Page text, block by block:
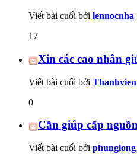
Viết bài cuối bởi lennocnha
17
Xin các cao nhân
Viết bài cuối bởi
0
Cần giúp cấp
Viết bài cuối bởi